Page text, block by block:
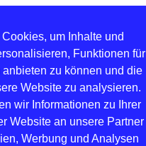
um Inhalte und
Funktionen für
zu können und die
Website zu analysieren.
wir Informationen zu Ihrer
Website an unsere Partner
Werbung und Analysen